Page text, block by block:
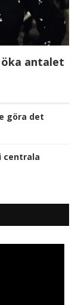
antalet
göra det
centrala